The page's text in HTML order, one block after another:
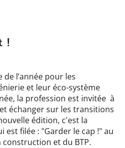
!
de l’année pour les
et leur éco-système
la profession est invitée à
échanger sur les transitions
édition, c'est la
filée : "Garder le cap !" au
et du BTP.